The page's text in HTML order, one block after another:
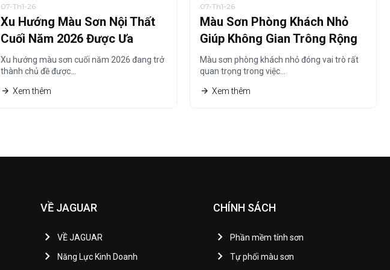
07-Th1-26
Xu Hướng Màu Sơn Nội Thất
Cuối Năm 2026 Được Ưa
Chuộng Nhất
Xu hướng màu sơn cuối năm 2026 đang trở
thành chủ đề được…
Xem thêm
07-Th1-26
Màu Sơn Phòng Khách Nhỏ
Giúp Không Gian Trông Rộng
Hơn Năm 2026
Màu sơn phòng khách nhỏ đóng vai trò rất
quan trọng trong việc…
Xem thêm
VỀ JAGUAR
VỀ JAGUAR
Năng Lực Kinh Doanh
CHÍNH SÁCH
Phần mềm tính sơn
Tự phối màu sơn